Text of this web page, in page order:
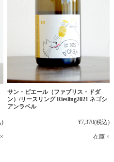
)
サン・ピエール（ファブリス・ドダ
ン）/リースリング Riesling2021 ネゴシ
アンラベル
¥7,370(税込)
在庫 ×